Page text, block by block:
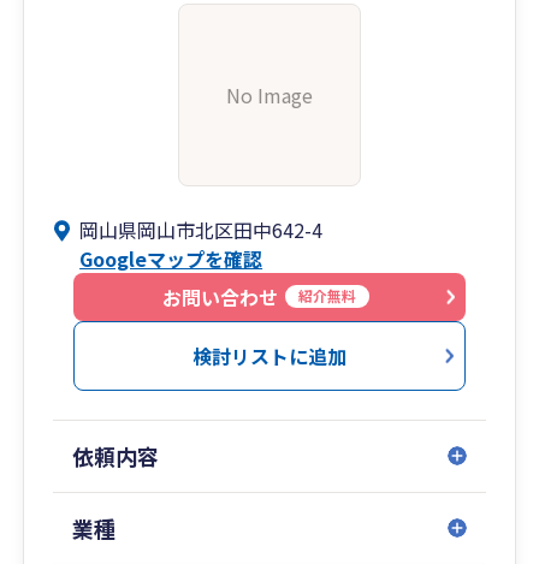
No Image
岡山県岡山市北区田中642-4
Googleマップを確認
お問い合わせ
紹介無料
検討リストに追加
依頼内容
業種